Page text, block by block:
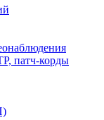
патч-корды